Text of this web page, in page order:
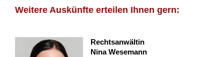
Weitere Auskünfte erteilen Ihnen gern:
Rechtsanwältin
Nina Wesemann